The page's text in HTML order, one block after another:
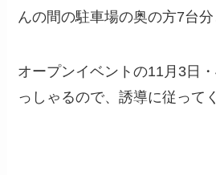
んの間の駐車場の奥の方7台分
オープンイベントの11月3日
っしゃるので、誘導に従って